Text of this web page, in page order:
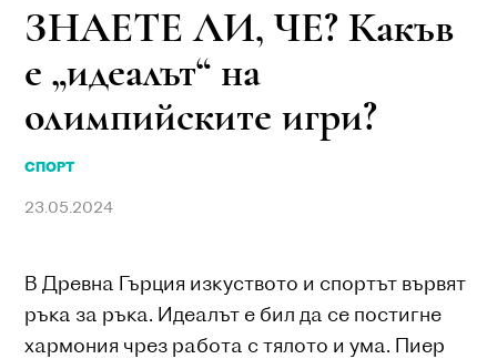
ЗНАЕТЕ ЛИ, ЧЕ? Какъв
е „идеалът“ на
олимпийските игри?
СПОРТ
23.05.2024
В Древна Гърция изкуството и спортът вървят
ръка за ръка. Идеалът е бил да се постигне
хармония чрез работа с тялото и ума. Пиер